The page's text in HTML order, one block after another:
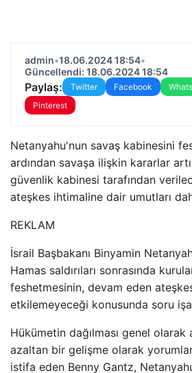
admin•18.06.2024 18:54•
Güncellendi: 18.06.2024 18:54
Paylaş: Twitter Facebook
Pinterest
Netanyahu'nun savaş kabinesini
ardından savaşa ilişkin kararlar
güvenlik kabinesi tarafından
ateşkes ihtimaline dair umutları
REKLAM
İsrail Başbakanı Binyamin
Hamas saldırıları sonrasında
feshetmesinin, devam eden
etkilemeyeceği konusunda soru
Hükümetin dağılması genel olarak
azaltan bir gelişme olarak
istifa eden Benny Gantz,